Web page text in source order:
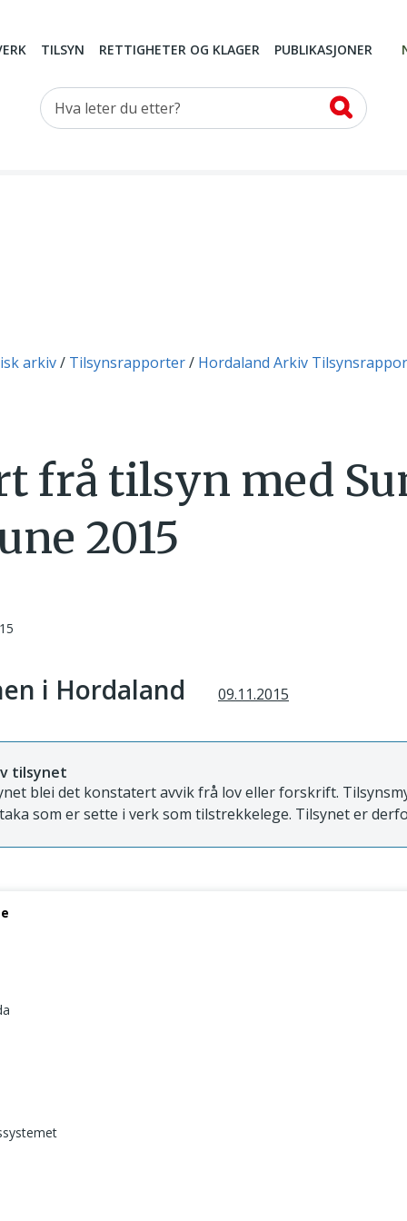
TILSYN RETTIGHETER OG KLAGER PUBLIKASJONER
Hva leter du etter?
arkiv Tilsynsrapporter Hordaland Arkiv
frå tilsyn med
2015
i Hordaland 09.11.2015
tilsynet
blei det konstatert avvik frå lov eller forskrift.
som er sette i verk som tilstrekkelege. Tilsynet er